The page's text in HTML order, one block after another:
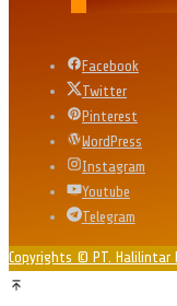
Facebook
Twitter
Pinterest
WordPress
Instagram
Youtube
Telegram
Copyrights © PT. Halilintar